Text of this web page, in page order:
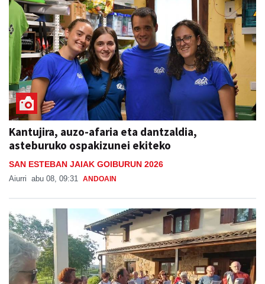
Kantujira, auzo-afaria eta dantzaldia,
asteburuko ospakizunei ekiteko
SAN ESTEBAN JAIAK GOIBURUN 2026
Aiurri abu 08, 09:31 ANDOAIN